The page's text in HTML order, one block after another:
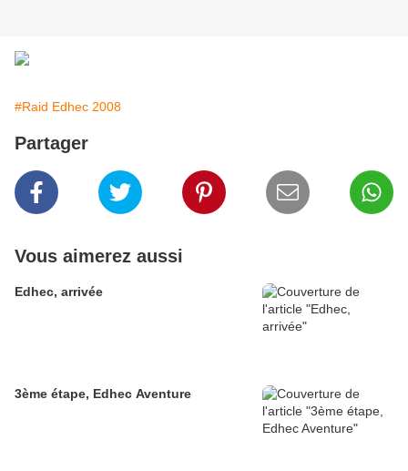
#Raid Edhec 2008
Partager
Vous aimerez aussi
Edhec, arrivée
3ème étape, Edhec Aventure